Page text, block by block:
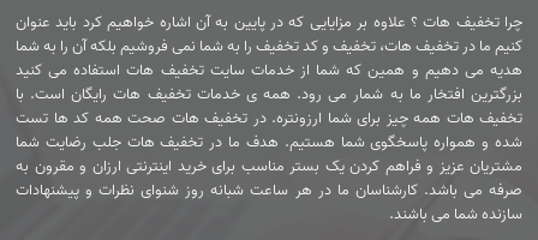
چرا تخفیف هات ؟ علاوه بر مزایایی که در پایین به آن اشاره خواهیم کرد باید عنوان
کنیم ما در تخفیف هات، تخفیف و کد تخفیف را به شما نمی فروشیم بلکه آن را به شما
هدیه می دهیم و همین که شما از خدمات سایت تخفیف هات استفاده می کنید
بزرگترین افتخار ما به شمار می رود. همه ی خدمات تخفیف هات رایگان است. با
تخفیف هات همه چیز برای شما ارزونتره. در تخفیف هات صحت همه کد ها تست
شده و همواره پاسخگوی شما هستیم. هدف ما در تخفیف هات جلب رضایت شما
مشتریان عزیز و فراهم کردن یک بستر مناسب برای خرید اینترنتی ارزان و مقرون به
صرفه می باشد. کارشناسان ما در هر ساعت شبانه روز شنوای نظرات و پیشنهادات
سازنده شما می باشند.